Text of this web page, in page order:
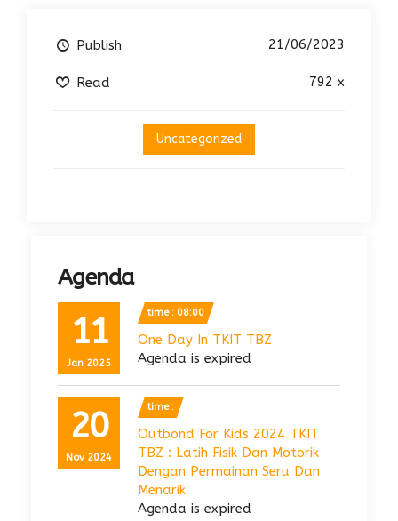
Publish 21/06/2023
Read 792 x
Uncategorized
Agenda
11
Jan 2025
time : 08:00
One Day In TKIT TBZ
Agenda is expired
20
Nov 2024
time :
Outbond For Kids 2024 TKIT
TBZ : Latih Fisik Dan Motorik
Dengan Permainan Seru Dan
Menarik
Agenda is expired